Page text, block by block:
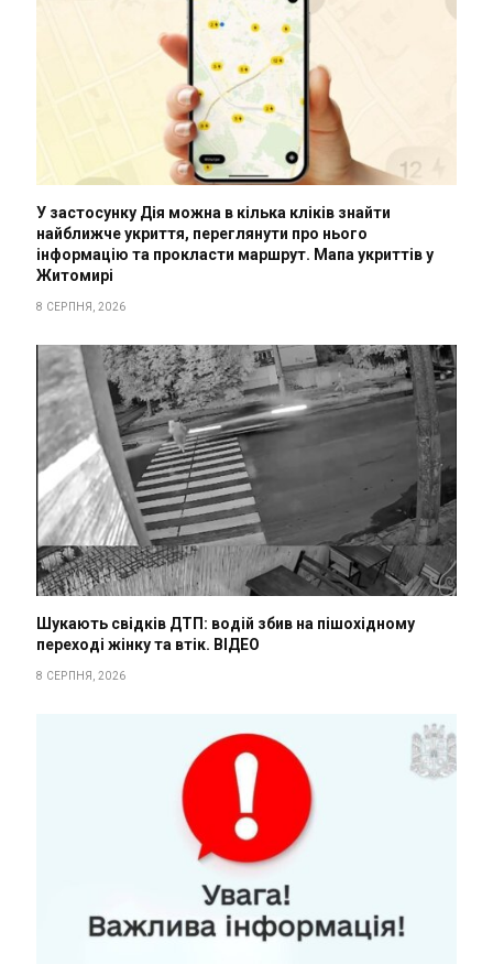
У застосунку Дія можна в кілька кліків знайти
найближче укриття, переглянути про нього
інформацію та прокласти маршрут. Мапа укриттів у
Житомирі
8 СЕРПНЯ, 2026
Шукають свідків ДТП: водій збив на пішохідному
переході жінку та втік. ВІДЕО
8 СЕРПНЯ, 2026